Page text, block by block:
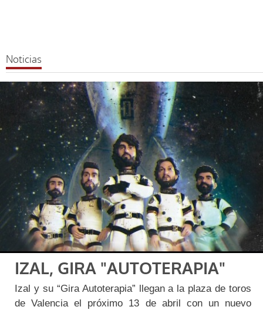
Noticias
IZAL, GIRA "AUTOTERAPIA"
Izal y su “Gira Autoterapia” llegan a la plaza de toros
de Valencia el próximo 13 de abril con un nuevo